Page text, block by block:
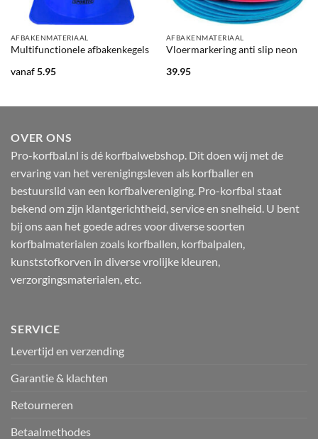
AFBAKENMATERIAAL
Multifunctionele afbakenkegels
vanaf5.95
AFBAKENMATERIAAL
Vloermarkering anti slip neon
39.95
OVER ONS
Pro-korfbal.nl is dé korfbalwebshop. Dit doen wij met de
ervaring van het verenigingsleven als korfballer en
bestuurslid van een korfbalvereniging. Pro-korfbal staat
bekend om zijn klantgerichtheid, service en snelheid. U bent
bij ons aan het goede adres voor diverse soorten
korfbalmaterialen zoals korfballen, korfbalpalen,
kunststofkorven in diverse vrolijke kleuren,
verzorgingsmaterialen, etc.
SERVICE
Levertijd en verzending
Garantie & klachten
Retourneren
Betaalmethodes